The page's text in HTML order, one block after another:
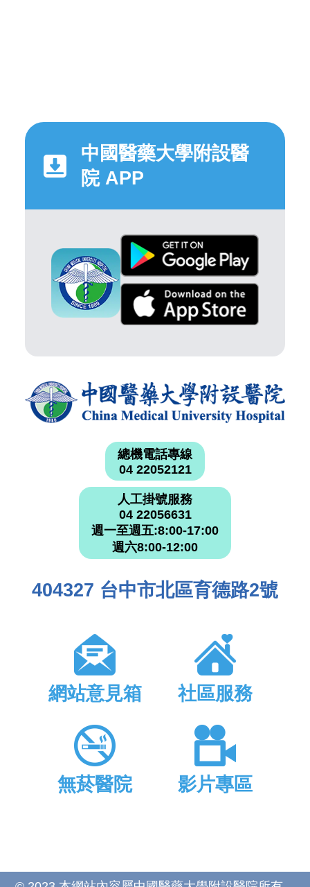
中國醫藥大學附設醫
院 APP
總機電話專線
04 22052121
人工掛號服務
04 22056631
週一至週五:8:00-17:00
週六8:00-12:00
404327 台中市北區育德路2號
網站意見箱 社區服務
無菸醫院 影片專區